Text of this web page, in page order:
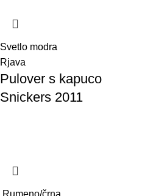
Svetlo modra
Rjava
Pulover s kapuco
Snickers 2011
Rumeno/črna